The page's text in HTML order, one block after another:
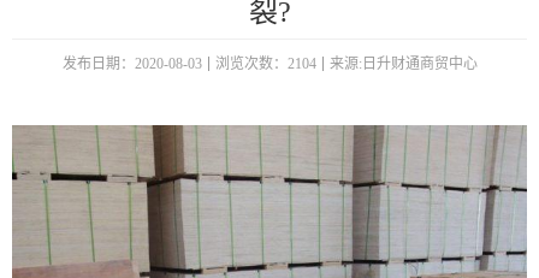
裂?
发布日期：2020-08-03 浏览次数：2104 来源:日升财通商贸中心